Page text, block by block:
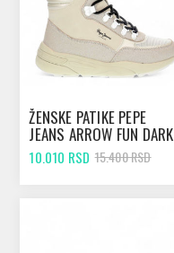
ŽENSKE PATIKE PEPE
JEANS ARROW FUN DARK
ECRU
10.010 RSD 15.400 RSD